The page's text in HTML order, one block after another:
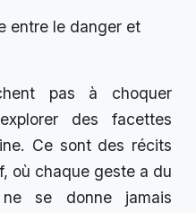
entre le danger et
pas à choquer
des facettes
Ce sont des récits
où chaque geste a du
se donne jamais